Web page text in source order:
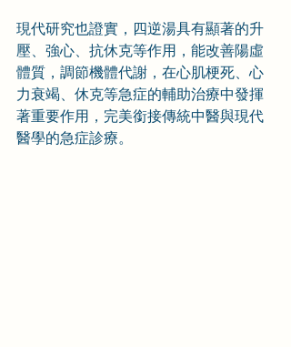
現代研究也證實，四逆湯具有顯著的升
壓、強心、抗休克等作用，能改善陽虛
體質，調節機體代謝，在心肌梗死、心
力衰竭、休克等急症的輔助治療中發揮
著重要作用，完美銜接傳統中醫與現代
醫學的急症診療。